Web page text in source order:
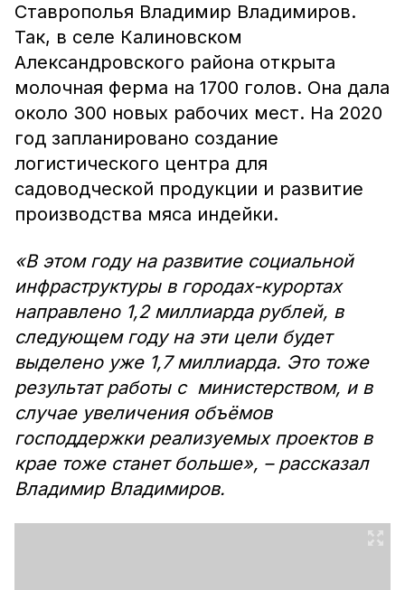
Ставрополья Владимир Владимиров.
Так, в селе Калиновском
Александровского района открыта
молочная ферма на 1700 голов. Она дала
около 300 новых рабочих мест. На 2020
год запланировано создание
логистического центра для
садоводческой продукции и развитие
производства мяса индейки.
«В этом году на развитие социальной
инфраструктуры в городах-курортах
направлено 1,2 миллиарда рублей, в
следующем году на эти цели будет
выделено уже 1,7 миллиарда. Это тоже
результат работы с министерством, и в
случае увеличения объёмов
господдержки реализуемых проектов в
крае тоже станет больше», – рассказал
Владимир Владимиров.